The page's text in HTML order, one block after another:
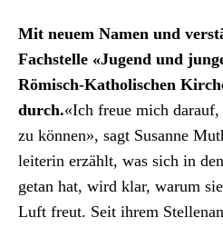
Archiv
Über uns
ePaper
aktuelle
Mit neuem Namen und
Fach­stelle «Jugend und
Römisch-Katholis­chen
durch.«Ich freue mich
zu kön­nen», sagt Susanne
lei­t­erin erzählt, was sich in
getan hat, wird klar, warum
Luft freut. Seit ihrem